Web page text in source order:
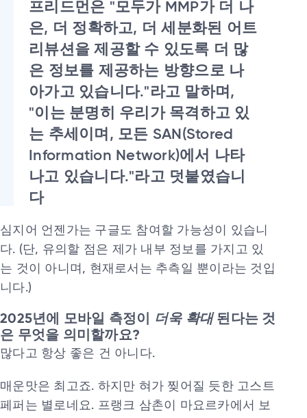
프리드먼은 "모두가 MMP가 더 나
은, 더 정확하고, 더 세분화된 어트
리뷰션을 제공할 수 있도록 더 많
은 정보를 제공하는 방향으로 나
아가고 있습니다."라고 말하며,
"이는 분명히 우리가 목격하고 있
는 추세이며, 모든 SAN(Stored
Information Network)에서 나타
나고 있습니다."라고 덧붙였습니
다
심지어 언젠가는 구글도 참여할 가능성이 있습니
다. (단, 유의할 점은 제가 내부 정보를 가지고 있
는 것이 아니며, 현재로서는 추측일 뿐이라는 것입
니다.)
2025년에 모바일 측정이 더욱 확대된다는 것
은 무엇을 의미할까요?
많다고 항상 좋은 건 아니다.
매운맛은 최고죠. 하지만 혀가 찢어질 듯한 고스트
페퍼는 별로네요. 프랭크 삼촌이 마요르카에서 보